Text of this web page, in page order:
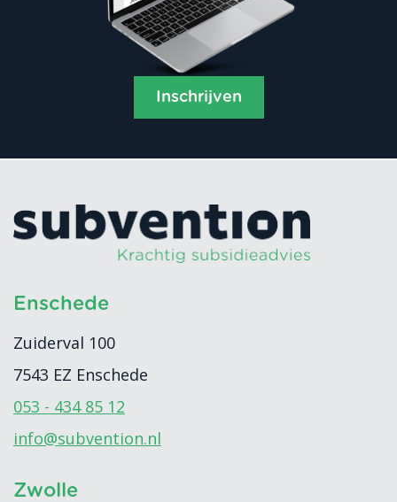
Inschrijven
Enschede
Zuiderval 100
7543 EZ Enschede
053 - 434 85 12
info@subvention.nl
Zwolle